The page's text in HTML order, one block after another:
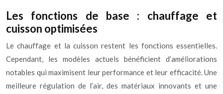
Les fonctions de base : chauffage et
cuisson optimisées
Le chauffage et la cuisson restent les fonctions essentielles.
Cependant, les modèles actuels bénéficient d’améliorations
notables qui maximisent leur performance et leur efficacité. Une
meilleure régulation de l’air, des matériaux innovants et une